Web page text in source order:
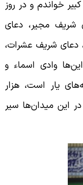
و در روز
مجیر، دعای
شریف عشرات،
وادی اسماء و
یار است، هزار
این میدان‌ها سیر